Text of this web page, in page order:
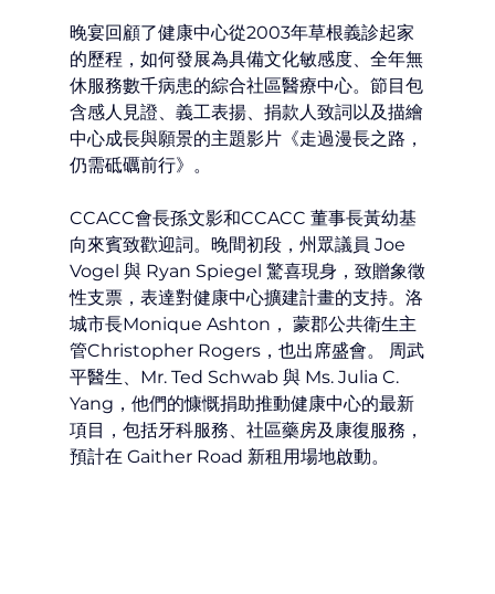
晚宴回顧了健康中心從2003年草根義診起家
的歷程，如何發展為具備文化敏感度、全年無
休服務數千病患的綜合社區醫療中心。節目包
含感人見證、義工表揚、捐款人致詞以及描繪
中心成長與願景的主題影片《走過漫長之路，
仍需砥礪前行》。
CCACC會長孫文影和CCACC 董事長黃幼基
向來賓致歡迎詞。晚間初段，州眾議員 Joe
Vogel 與 Ryan Spiegel 驚喜現身，致贈象徵
性支票，表達對健康中心擴建計畫的支持。洛
城市長Monique Ashton， 蒙郡公共衛生主
管Christopher Rogers，也出席盛會。 周武
平醫生、Mr. Ted Schwab 與 Ms. Julia C.
Yang，他們的慷慨捐助推動健康中心的最新
項目，包括牙科服務、社區藥房及康復服務，
預計在 Gaither Road 新租用場地啟動。